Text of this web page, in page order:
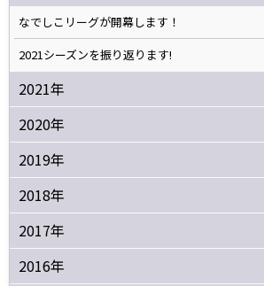
なでしこリーグが開幕します！
2021シーズンを振り返ります!
2021年
2020年
2019年
2018年
2017年
2016年